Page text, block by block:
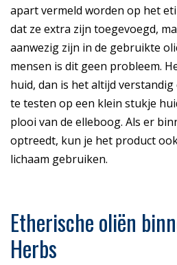
apart vermeld worden op het
dat ze extra zijn toegevoegd,
aanwezig zijn in de gebruikte
mensen is dit geen probleem.
huid, dan is het altijd
te testen op een klein stukje
plooi van de elleboog. Als er
optreedt, kun je het product
lichaam gebruiken.
Etherische oliën
Herbs